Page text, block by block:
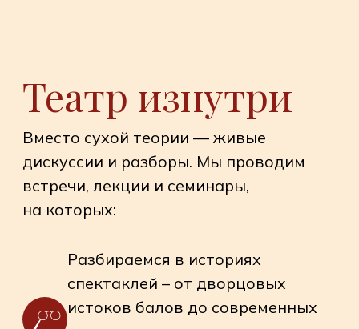
исполнителей главных партий
балерин и танцоров , актрис и
актеров нашего времени
Анализируем спектакли —
обсуждаем режиссуру,
конечно, мастерство
исполнения движения на сцене